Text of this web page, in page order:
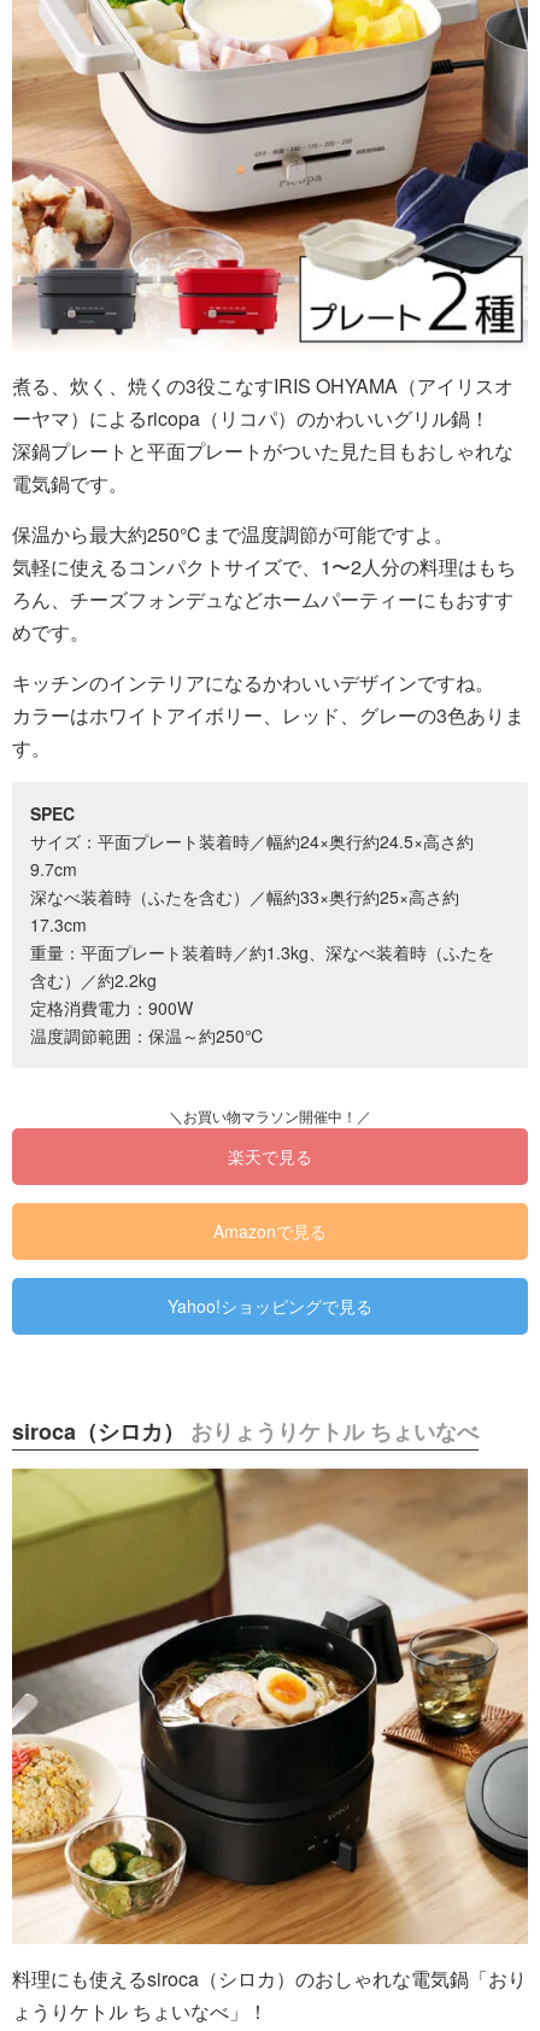
煮る、炊く、焼くの3役こなすIRIS OHYAMA（アイリスオ
ーヤマ）によるricopa（リコパ）のかわいいグリル鍋！
深鍋プレートと平面プレートがついた見た目もおしゃれな
電気鍋です。
保温から最大約250℃まで温度調節が可能ですよ。
気軽に使えるコンパクトサイズで、1〜2人分の料理はもち
ろん、チーズフォンデュなどホームパーティーにもおすす
めです。
キッチンのインテリアになるかわいいデザインですね。
カラーはホワイトアイボリー、レッド、グレーの3色ありま
す。
SPEC
サイズ：平面プレート装着時／幅約24×奥行約24.5×高さ約
9.7cm
深なべ装着時（ふたを含む）／幅約33×奥行約25×高さ約
17.3cm
重量：平面プレート装着時／約1.3kg、深なべ装着時（ふたを
含む）／約2.2kg
定格消費電力：900W
温度調節範囲：保温～約250℃
楽天で見る
Amazonで見る
Yahoo!ショッピングで見る
siroca（シロカ） おりょうりケトル ちょいなべ
料理にも使えるsiroca（シロカ）のおしゃれな電気鍋「おり
ょうりケトル ちょいなべ」！